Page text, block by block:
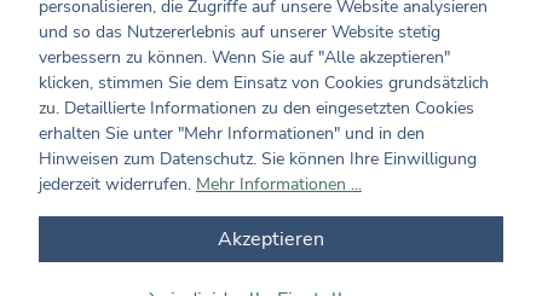
Wir bieten regelmäßig eine digitale
Illustratorensprechstunde an. Weitere
Informationen dazu finden Siehier.
Kontakt & Versand:
Per E-Mail: manuskripte@coppenrath.de
Per Post
48155 Münster
personalisieren, die Zugriffe auf unsere Website analysieren
und so das Nutzererlebnis auf unserer Website stetig
verbessern zu können. Wenn Sie auf "Alle akzeptieren"
klicken, stimmen Sie dem Einsatz von Cookies grundsätzlich
zu. Detaillierte Informationen zu den eingesetzten Cookies
erhalten Sie unter "Mehr Informationen" und in den
Hinweisen zum Datenschutz. Sie können Ihre Einwilligung
jederzeit widerrufen. Mehr Informationen ...
Akzeptieren